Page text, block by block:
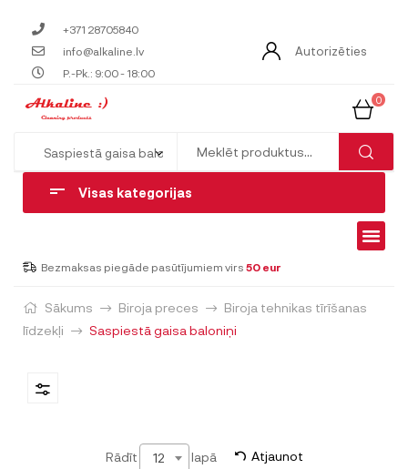
+371 28705840
info@alkaline.lv
P.-Pk.: 9:00 - 18:00
Autorizēties
0
Visas kategorijas
Bezmaksas piegāde pasūtījumiem virs 50 eur
Sākums Biroja preces
Biroja tehnikas tīrīšanas
līdzekļi
Saspiestā gaisa baloniņi
Rādīt 12 lapā Atjaunot